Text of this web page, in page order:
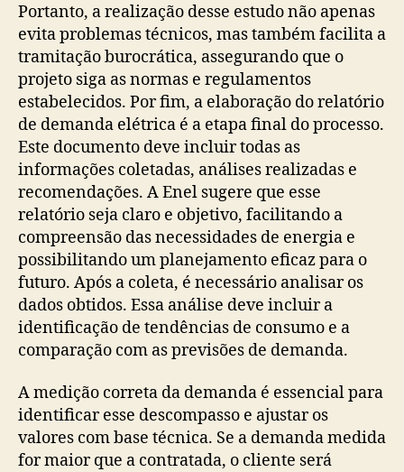
Portanto, a realização desse estudo não apenas
evita problemas técnicos, mas também facilita a
tramitação burocrática, assegurando que o
projeto siga as normas e regulamentos
estabelecidos. Por fim, a elaboração do relatório
de demanda elétrica é a etapa final do processo.
Este documento deve incluir todas as
informações coletadas, análises realizadas e
recomendações. A Enel sugere que esse
relatório seja claro e objetivo, facilitando a
compreensão das necessidades de energia e
possibilitando um planejamento eficaz para o
futuro. Após a coleta, é necessário analisar os
dados obtidos. Essa análise deve incluir a
identificação de tendências de consumo e a
comparação com as previsões de demanda.
A medição correta da demanda é essencial para
identificar esse descompasso e ajustar os
valores com base técnica. Se a demanda medida
for maior que a contratada, o cliente será